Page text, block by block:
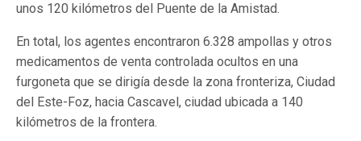
unos 120 kilómetros del Puente de la Amistad.
En total, los agentes encontraron 6.328 ampollas y otros
medicamentos de venta controlada ocultos en una
furgoneta que se dirigía desde la zona fronteriza, Ciudad
del Este-Foz, hacia Cascavel, ciudad ubicada a 140
kilómetros de la frontera.